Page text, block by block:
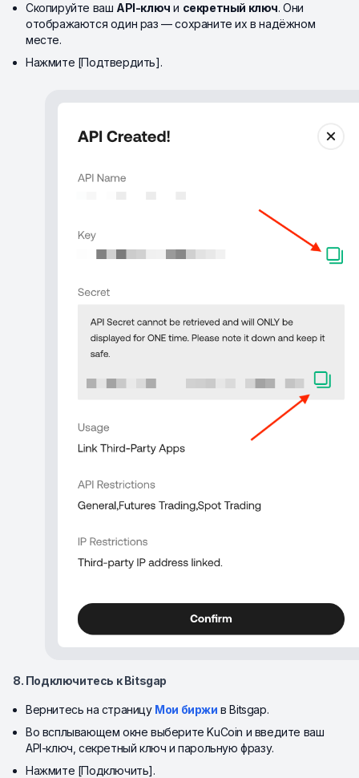
Скопируйте ваш API-ключ и секретный ключ. Они
отображаются один раз — сохраните их в надёжном
месте.
Нажмите [Подтвердить].
8. Подключитесь к Bitsgap
Вернитесь на страницу Мои биржи в Bitsgap.
Во всплывающем окне выберите KuCoin и введите ваш
API-ключ, секретный ключ и парольную фразу.
Нажмите [Подключить].